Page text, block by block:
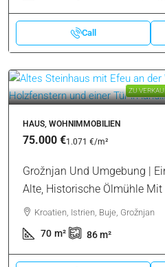
Call
ZU
HAUS, WOHNIMMOBILIEN
75.000 €1.071 €/m²
Grožnjan Und Umgebung |
Alte, Historische Ölmühle
Kroatien, Istrien, Buje, Grožnjan
70 m² 86m²